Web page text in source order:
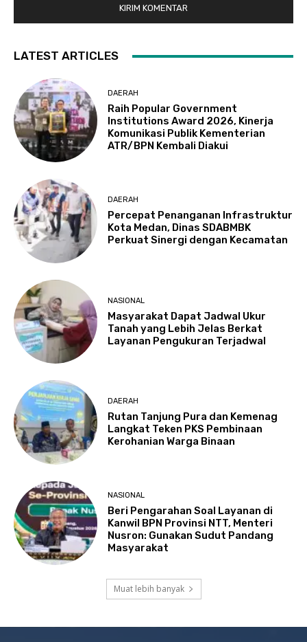
LATEST ARTICLES
DAERAH
Raih Popular Government
Institutions Award 2026, Kinerja
Komunikasi Publik Kementerian
ATR/BPN Kembali Diakui
DAERAH
Percepat Penanganan Infrastruktur
Kota Medan, Dinas SDABMBK
Perkuat Sinergi dengan Kecamatan
NASIONAL
Masyarakat Dapat Jadwal Ukur
Tanah yang Lebih Jelas Berkat
Layanan Pengukuran Terjadwal
DAERAH
Rutan Tanjung Pura dan Kemenag
Langkat Teken PKS Pembinaan
Kerohanian Warga Binaan
NASIONAL
Beri Pengarahan Soal Layanan di
Kanwil BPN Provinsi NTT, Menteri
Nusron: Gunakan Sudut Pandang
Masyarakat
Muat lebih banyak